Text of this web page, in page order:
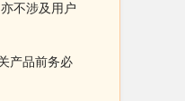
不涉及用户
产品前务必